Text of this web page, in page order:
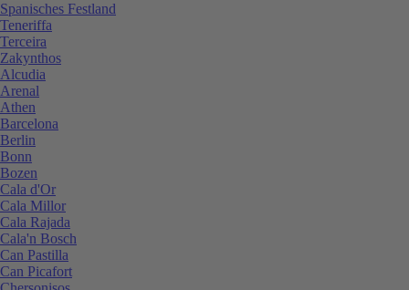
Spanisches Festland
Teneriffa
Terceira
Zakynthos
Alcudia
Arenal
Athen
Barcelona
Berlin
Bonn
Bozen
Cala d'Or
Cala Millor
Cala Rajada
Cala'n Bosch
Can Pastilla
Can Picafort